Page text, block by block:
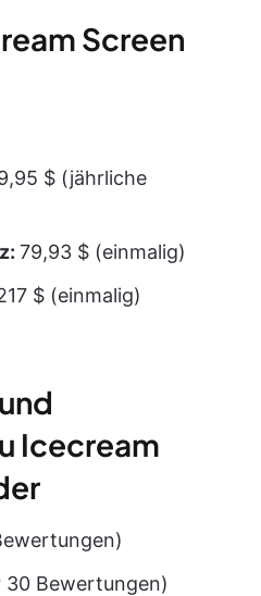
Screen
$ (jährliche
79,93 $ (einmalig)
$ (einmalig)
Icecream
30 Bewertungen)